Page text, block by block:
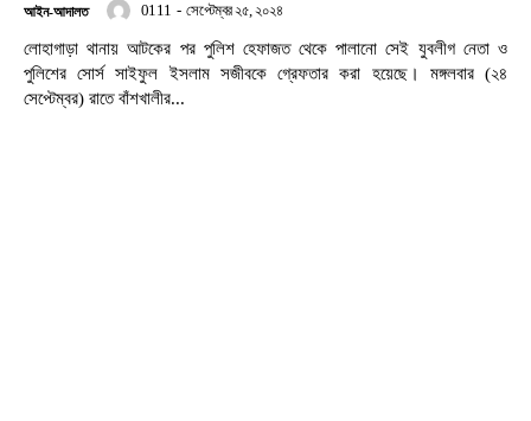
আইন-আদালত 0111 - সেপ্টেম্বর ২৫, ২০২৪
লোহাগাড়া থানায় আটকের পর পুলিশ হেফাজত থেকে পালানো সেই যুবলীগ নেতা ও
পুলিশের সোর্স সাইফুল ইসলাম সজীবকে গ্রেফতার করা হয়েছে। মঙ্গলবার (২৪
সেপ্টেম্বর) রাতে বাঁশখালীর...